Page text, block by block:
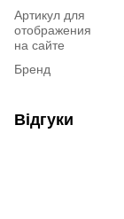
Артикул для
отображения
на сайте
Бренд
Відгуки